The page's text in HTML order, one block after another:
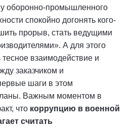
оборонно-промышленного
спокойно догонять кого-
прорыв, стать ведущими
А для этого
взаимодействие и
заказчиком и
шаги в этом
Важным моментом в
что коррупцию в военной
считать